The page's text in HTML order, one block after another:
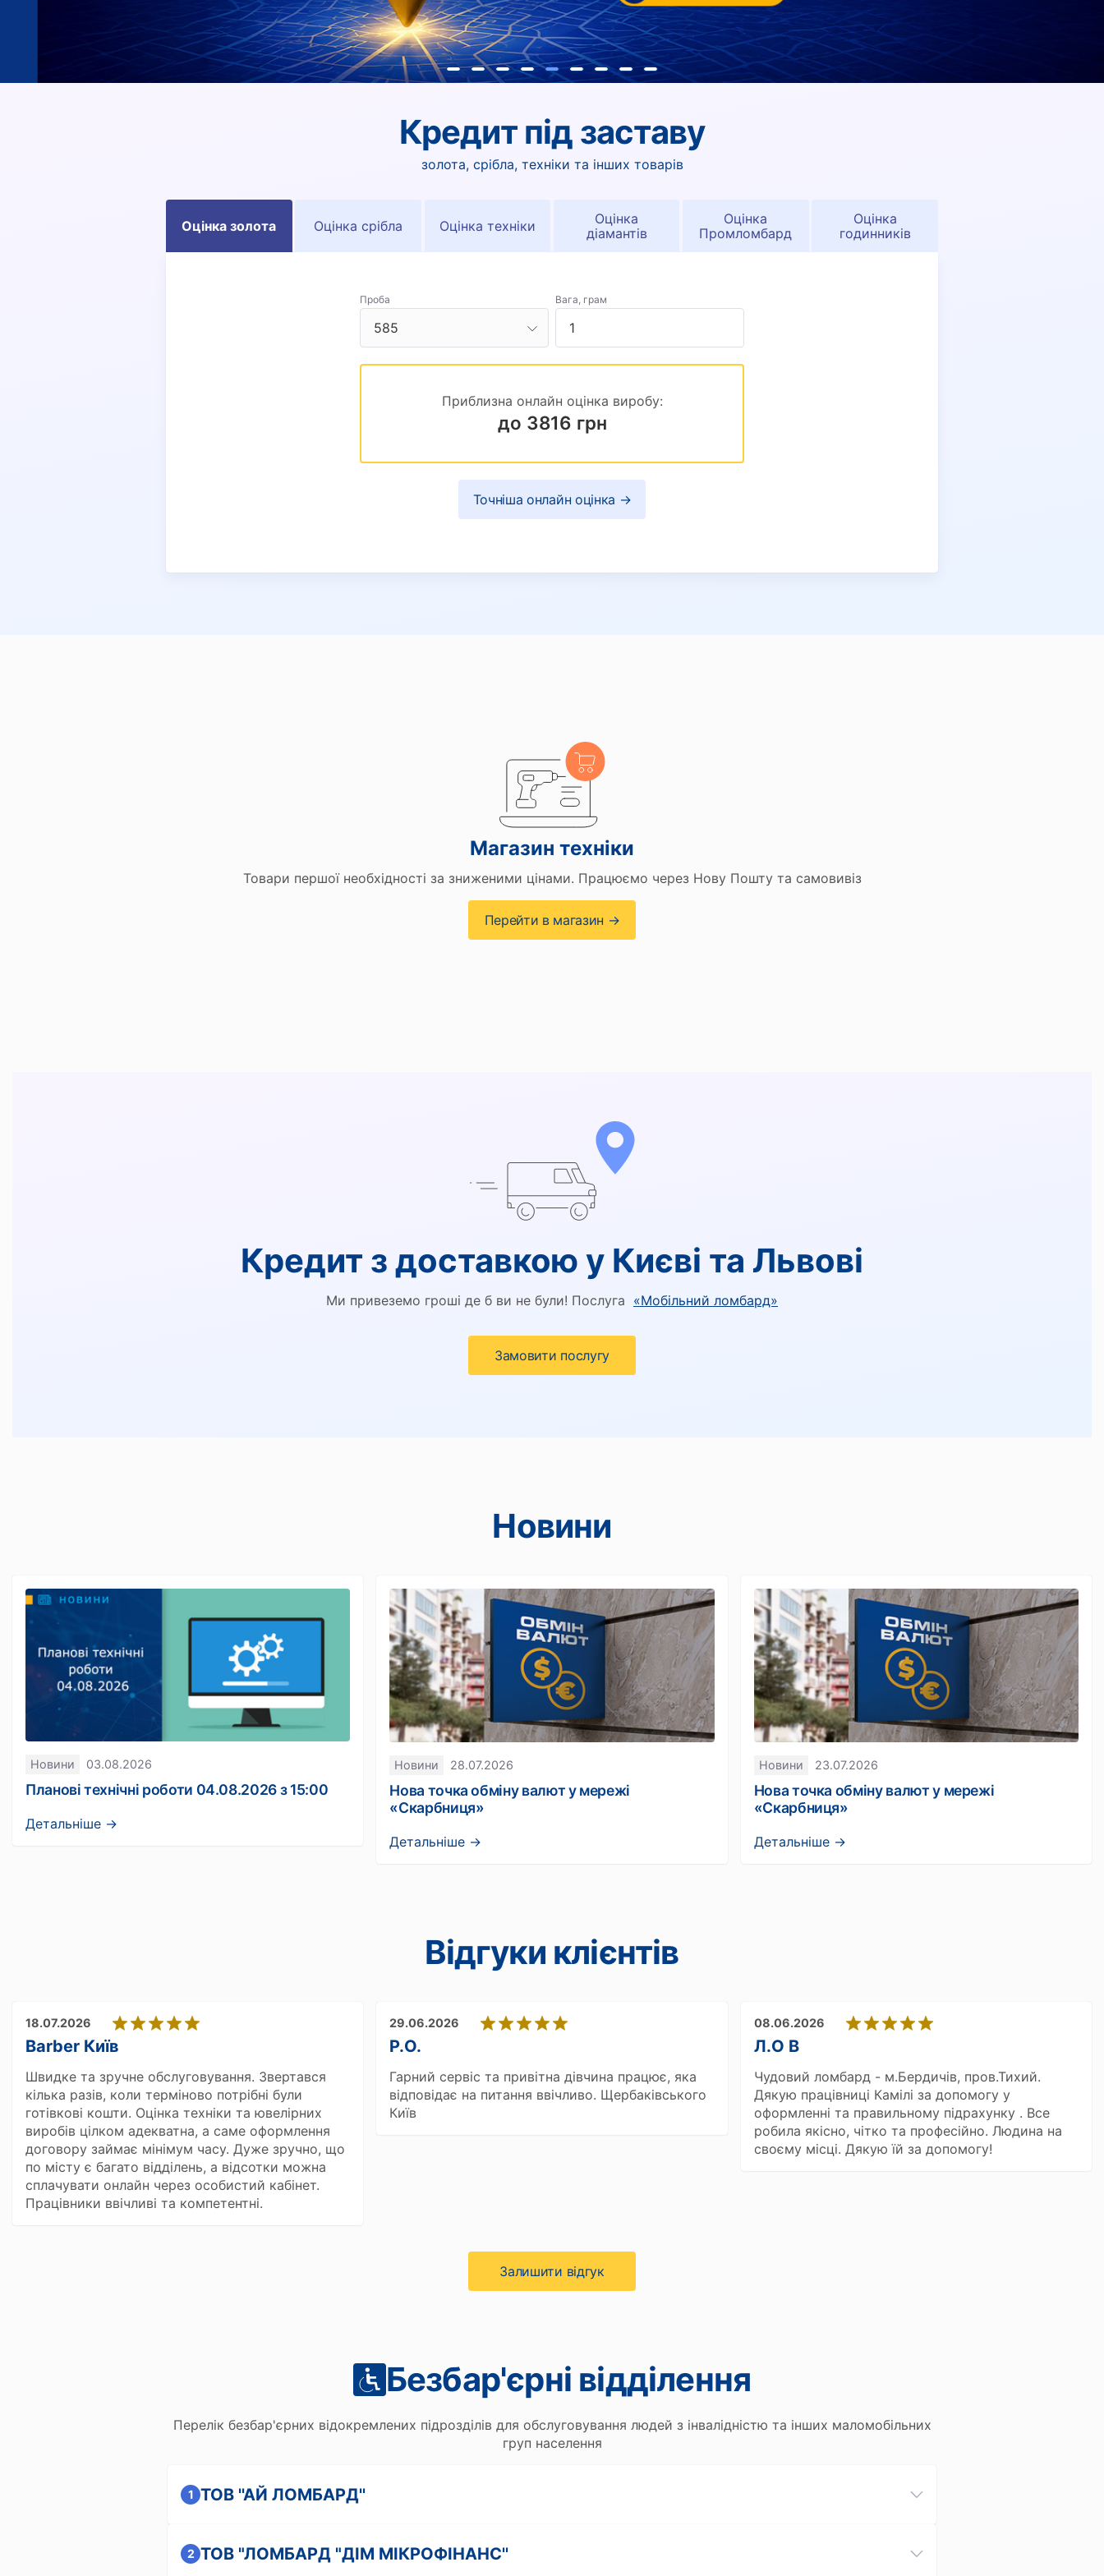
Ломбард онлайн
Кредит під заставу
золота, срібла, техніки та інших товарів
Оцінка золота
Проба Вага, грам
Приблизна онлайн оцінка виробу:
до 3816 грн
Точніша онлайн оцінка →
Оцінка срібла Оцінка техніки
Оцінка
діамантів
Оцінка
Промломбард
Оцінка
годинників
Магазин техніки
Товари першої необхідності за зниженими цінами. Працюємо через Нову Пошту та самовивіз
Перейти в магазин →
Кредит з доставкою у Києві та Львові
Ми привеземо гроші де б ви не були! Послуга «Мобільний ломбард»
Замовити послугу
Новини
Новини 03.08.2026
Планові технічні роботи 04.08.2026 з 15:00
Детальніше →
Новини 28.07.2026
Нова точка обміну валют у мережі
«Скарбниця»
Детальніше →
Новини 23.07.2026
Нова точка обміну валют у мережі
«Скарбниця»
Детальніше →
Вiдгуки клієнтів
18.07.2026
Barber Київ
Швидке та зручне обслуговування. Звертався
кілька разів, коли терміново потрібні були
готівкові кошти. Оцінка техніки та ювелірних
виробів цілком адекватна, а саме оформлення
договору займає мінімум часу. Дуже зручно, що
по місту є багато відділень, а відсотки можна
сплачувати онлайн через особистий кабінет.
Працівники ввічливі та компетентні.
29.06.2026
Р.О.
Гарний сервіс та привітна дівчина працює, яка
відповідає на питання ввічливо. Щербаківського
Київ
08.06.2026
Л.О В
Чудовий ломбард - м.Бердичів, пров.Тихий.
Дякую працівниці Камілі за допомогу у
оформленні та правильному підрахунку . Все
робила якісно, чітко та професійно. Людина на
своєму місці. Дякую їй за допомогу!
Залишити вiдгук
Безбар'єрні відділення
Перелік безбар'єрних відокремлених підрозділів для обслуговування людей з інвалідністю та інших маломобільних
груп населення
1 ТОВ ''АЙ ЛОМБАРД''
2 ТОВ "ЛОМБАРД "ДІМ МІКРОФІНАНС''